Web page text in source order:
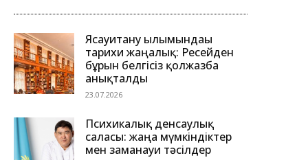
Ясауитану ғылымындағы
тарихи жаңалық: Ресейден
бұрын белгісіз қолжазба
анықталды
23.07.2026
Психикалық денсаулық
саласы: жаңа мүмкіндіктер
мен заманауи тәсілдер